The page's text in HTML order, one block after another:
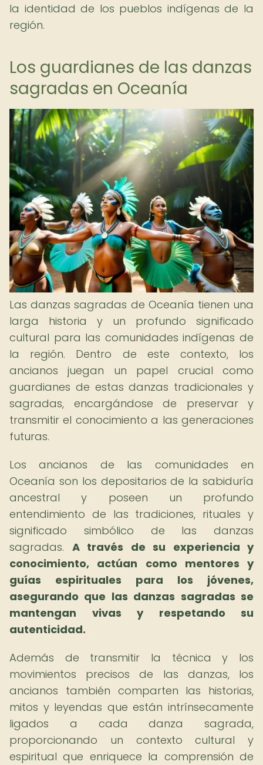
la identidad de los pueblos indígenas de la
región.
Los guardianes de las danzas
sagradas en Oceanía
Las danzas sagradas de Oceanía tienen una
larga historia y un profundo significado
cultural para las comunidades indígenas de
la región. Dentro de este contexto, los
ancianos juegan un papel crucial como
guardianes de estas danzas tradicionales y
sagradas, encargándose de preservar y
transmitir el conocimiento a las generaciones
futuras.
Los ancianos de las comunidades en
Oceanía son los depositarios de la sabiduría
ancestral y poseen un profundo
entendimiento de las tradiciones, rituales y
significado simbólico de las danzas
sagradas. A través de su experiencia y
conocimiento, actúan como mentores y
guías espirituales para los jóvenes,
asegurando que las danzas sagradas se
mantengan vivas y respetando su
autenticidad.
Además de transmitir la técnica y los
movimientos precisos de las danzas, los
ancianos también comparten las historias,
mitos y leyendas que están intrínsecamente
ligados a cada danza sagrada,
proporcionando un contexto cultural y
espiritual que enriquece la comprensión de